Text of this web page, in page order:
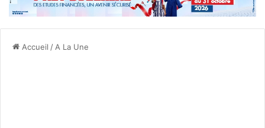
Accueil / A La Une